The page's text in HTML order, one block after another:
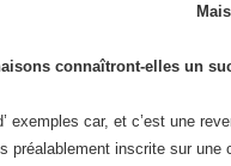
connaîtront-elles un
exemples car, et c’est une
préalablement inscrite sur